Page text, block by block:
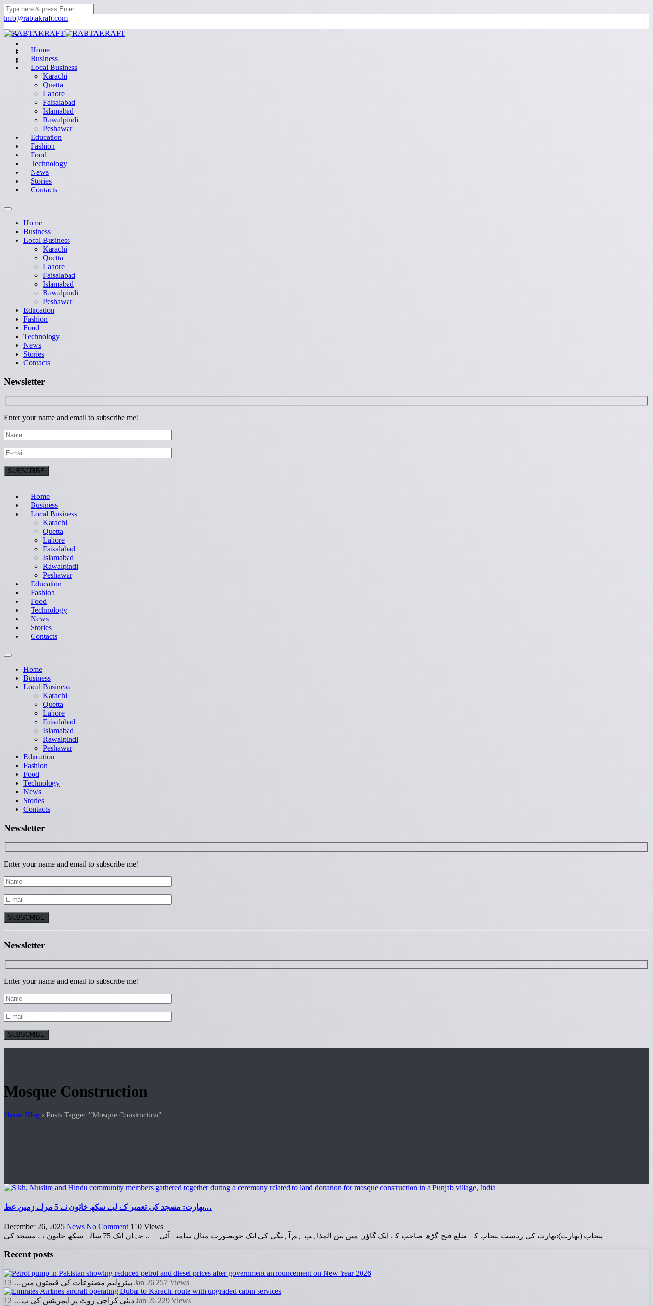
info@rabtakraft.com
Home
Business
Local Business
Karachi
Quetta
Lahore
Faisalabad
Islamabad
Rawalpindi
Peshawar
Education
Fashion
Food
Technology
News
Stories
Contacts
Home
Business
Local Business
Karachi
Quetta
Lahore
Faisalabad
Islamabad
Rawalpindi
Peshawar
Education
Fashion
Food
Technology
News
Stories
Contacts
Newsletter
Enter your name and email to subscribe me!
Home
Business
Local Business
Karachi
Quetta
Lahore
Faisalabad
Islamabad
Rawalpindi
Peshawar
Education
Fashion
Food
Technology
News
Stories
Contacts
Home
Business
Local Business
Karachi
Quetta
Lahore
Faisalabad
Islamabad
Rawalpindi
Peshawar
Education
Fashion
Food
Technology
News
Stories
Contacts
Newsletter
Enter your name and email to subscribe me!
Newsletter
Enter your name and email to subscribe me!
Mosque Construction
Home Blog › Posts Tagged "Mosque Construction"
بھارت: مسجد کی تعمیر کے لیے سکھ خاتون نے 5 مرلے زمین عط…
December 26, 2025 News No Comment 150 Views
پنجاب (بھارت):بھارت کی ریاست پنجاب کے ضلع فتح گڑھ صاحب کے ایک گاؤں میں بین المذاہب ہم آہنگی کی ایک خوبصورت مثال سامنے آئی ہے، جہاں ایک 75 سالہ سکھ خاتون نے مسجد کی
Recent posts
پیٹرولیم مصنوعات کی قیمتوں میں… 13 Jan 26 257 Views
دبئی کراچی روٹ پر ایمریٹس کی پ… 12 Jan 26 229 Views